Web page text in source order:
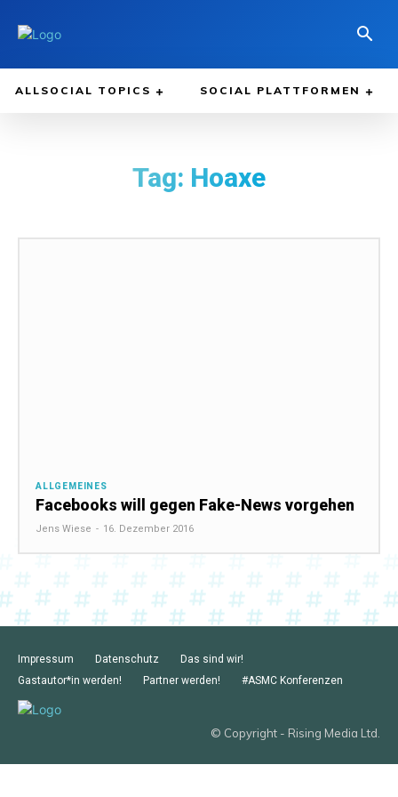
ALLSOCIAL TOPICS SOCIAL PLATTFORMEN
Tag: Hoaxe
ALLGEMEINES
Facebooks will gegen Fake-News vorgehen
Jens Wiese - 16. Dezember 2016
Impressum Datenschutz
Das sind wir!
Gastautor*in werden!
Partner werden! #ASMC Konferenzen
© Copyright - Rising Media Ltd.